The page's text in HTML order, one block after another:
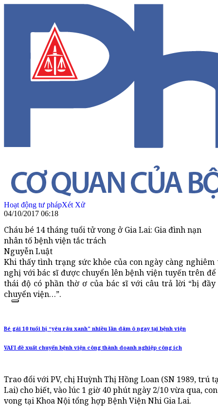
Hoạt động tư phápXét Xử
04/10/2017 06:18
Cháu bé 14 tháng tuổi tử vong ở Gia Lai: Gia đình nạn
nhân tố bệnh viện tắc trách
Nguyễn Luật
Khi thấy tình trạng sức khỏe của con ngày càng
nghị với bác sĩ được chuyển lên bệnh viện tuyến trên
thái độ có phần thờ ơ của bác sĩ với câu trả lời “bị
chuyển viện…”.
Bé gái 10 tuổi bị “yêu râu xanh” nhiều lần dâm ô ngay tại bệnh viện
VAFI đề xuất chuyển bệnh viện công thành doanh nghiệp công ích
Trao đổi với PV, chị Huỳnh Thị Hồng Loan (SN 1989, trú
Lai) cho biết, vào lúc 1 giờ 40 phút ngày 2/10 vừa qua,
vong tại Khoa Nội tổng hợp Bệnh Viện Nhi Gia Lai.